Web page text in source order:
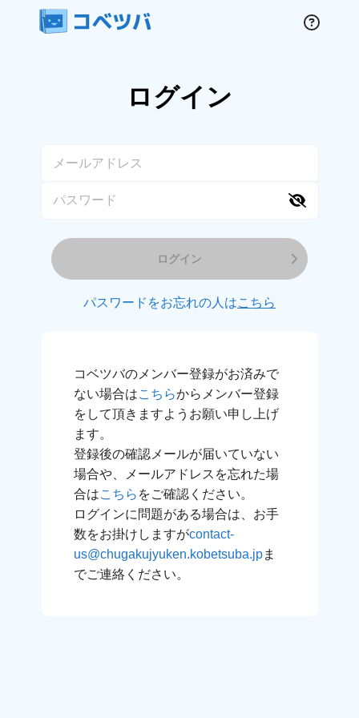
ログイン
ログイン
パスワードをお忘れの人はこちら
コベツバのメンバー登録がお済みで
ない場合はこちらからメンバー登録
をして頂きますようお願い申し上げ
ます。
登録後の確認メールが届いていない
場合や、メールアドレスを忘れた場
合はこちら をご確認ください。
ログインに問題がある場合は、お手
数をお掛けしますがcontact-
us@chugakujyuken.kobetsuba.jpま
でご連絡ください。